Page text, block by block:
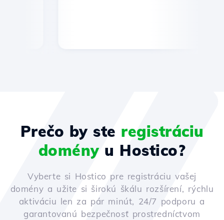
Prečo by ste registráciu
doményu Hostico?
Vyberte si Hostico pre registráciu vašej
domény a užite si širokú škálu rozšírení, rýchlu
aktiváciu len za pár minút, 24/7 podporu a
garantovanú bezpečnosť prostredníctvom